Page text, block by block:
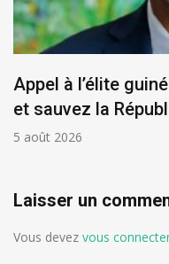
Appel à l’élite
et sauvez la
5 août 2026
Laisser un
Vous devez vous